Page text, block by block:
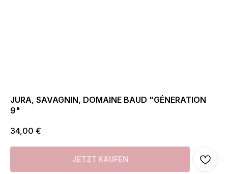
JURA, SAVAGNIN, DOMAINE BAUD "GÉNERATION
9"
34,00 €
JETZT KAUFEN